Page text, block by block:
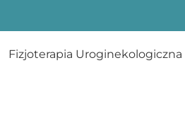
Fizjoterapia Uroginekologiczna